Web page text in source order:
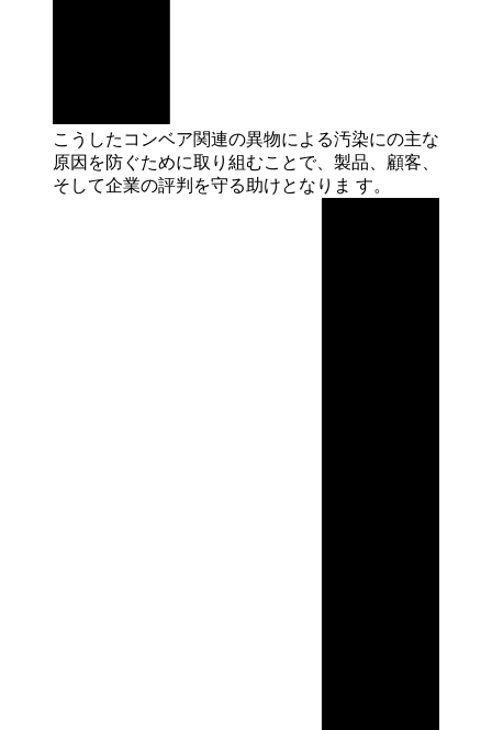
こうしたコンベア関連の異物による汚染にの主な
原因を防ぐために取り組むことで、製品、顧客、
そして企業の評判を守る助けとなりま す。